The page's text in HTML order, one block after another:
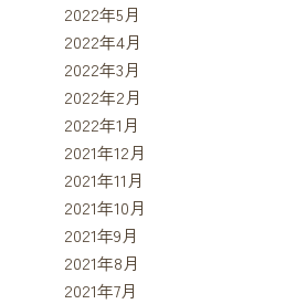
2022年5月
2022年4月
2022年3月
2022年2月
2022年1月
2021年12月
2021年11月
2021年10月
2021年9月
2021年8月
2021年7月